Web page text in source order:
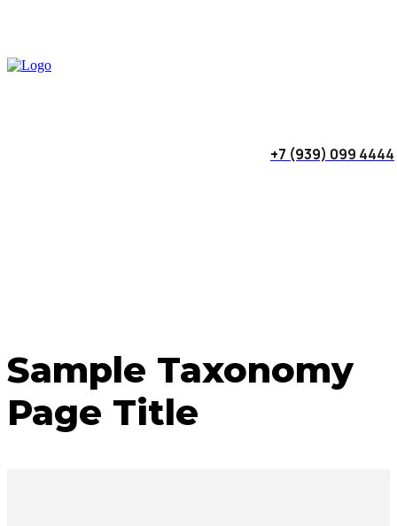
+7 (939) 099 4444
Sample Taxonomy
Page Title